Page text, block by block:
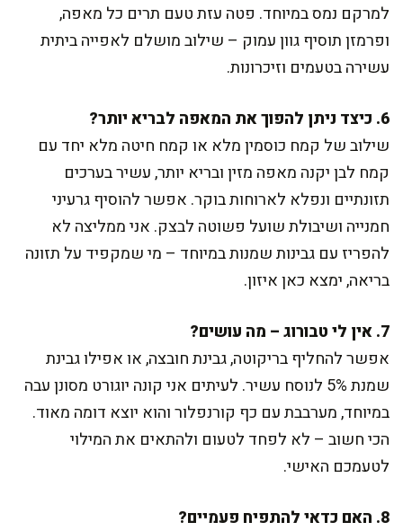
למרקם נמס במיוחד. פטה עזת טעם תרים כל מאפה,
ופרמזן תוסיף גוון עמוק – שילוב מושלם לאפייה ביתית
עשירה בטעמים וזיכרונות.
6. כיצד ניתן להפוך את המאפה לבריא יותר?
שילוב של קמח כוסמין מלא או קמח חיטה מלא יחד עם
קמח לבן יקנה מאפה מזין ובריא יותר, עשיר בערכים
תזונתיים ונפלא לארוחות בוקר. אפשר להוסיף גרעיני
חמנייה ושיבולת שועל פשוטה לבצק. אני ממליצה לא
להפריז עם גבינות שמנות במיוחד – מי שמקפיד על תזונה
בריאה, ימצא כאן איזון.
7. אין לי טבורוג – מה עושים?
אפשר להחליף בריקוטה, גבינת חובצה, או אפילו גבינת
שמנת 5% לנוסח עשיר. לעיתים אני קונה יוגורט מסונן עבה
במיוחד, מערבבת עם כף קורנפלור והוא יוצא דומה מאוד.
הכי חשוב – לא לפחד לטעום ולהתאים את המילוי
לטעמכם האישי.
8. האם כדאי להתפיח פעמיים?